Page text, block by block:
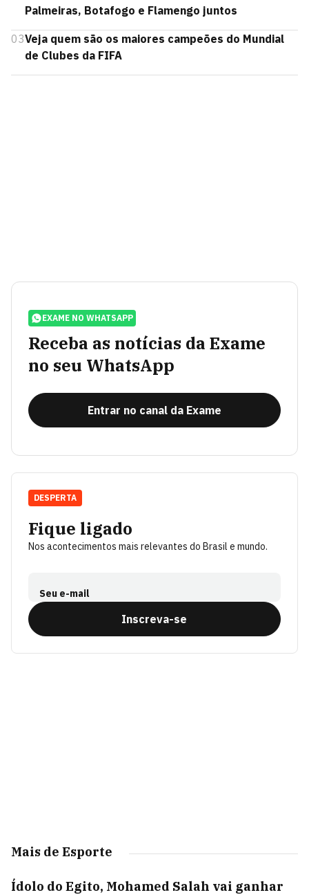
Palmeiras, Botafogo e Flamengo juntos
03Veja quem são os maiores campeões do Mundial
de Clubes da FIFA
EXAME NO WHATSAPP
Receba as notícias da Exame
no seu WhatsApp
Entrar no canal da Exame
Fique ligado
Nos acontecimentos mais relevantes do Brasil e mundo.
Seu e-mail
Inscreva-se
DESPERTA
Mais de Esporte
Ídolo do Egito, Mohamed Salah vai ganhar